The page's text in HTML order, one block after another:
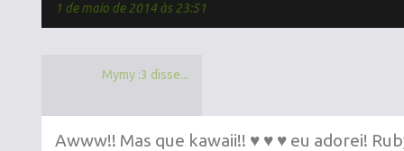
1 de maio de 2014 às 23:51
Mymy :3 disse...
Awww!! Mas que kawaii!! ♥ ♥ ♥ eu adorei!